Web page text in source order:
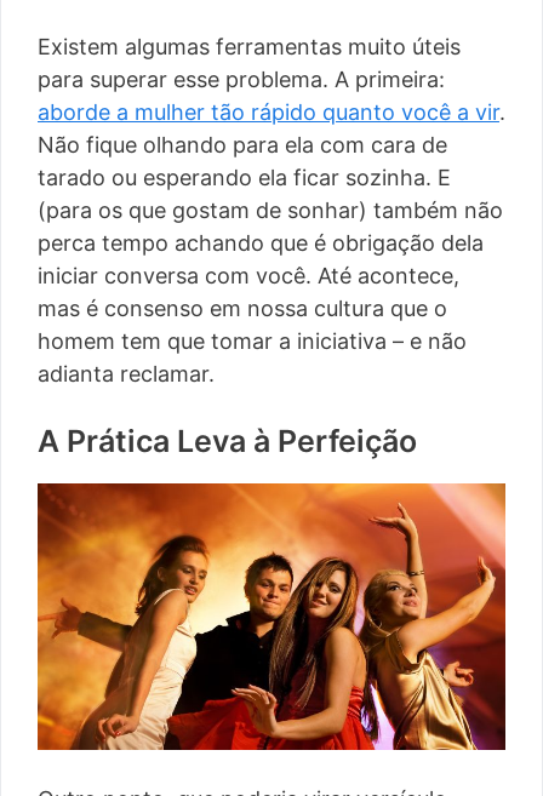
Existem algumas ferramentas muito úteis
para superar esse problema. A primeira:
aborde a mulher tão rápido quanto você a vir.
Não fique olhando para ela com cara de
tarado ou esperando ela ficar sozinha. E
(para os que gostam de sonhar) também não
perca tempo achando que é obrigação dela
iniciar conversa com você. Até acontece,
mas é consenso em nossa cultura que o
homem tem que tomar a iniciativa – e não
adianta reclamar.
A Prática Leva à Perfeição